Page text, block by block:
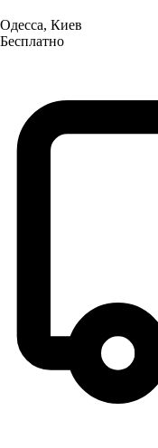
Одесса, Киев
Бесплатно